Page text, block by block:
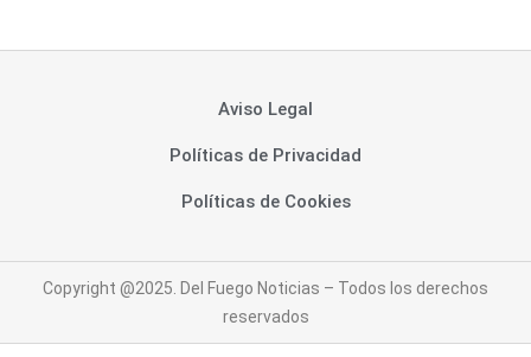
Aviso Legal
Políticas de Privacidad
Políticas de Cookies
Copyright @2025. Del Fuego Noticias – Todos los derechos
reservados